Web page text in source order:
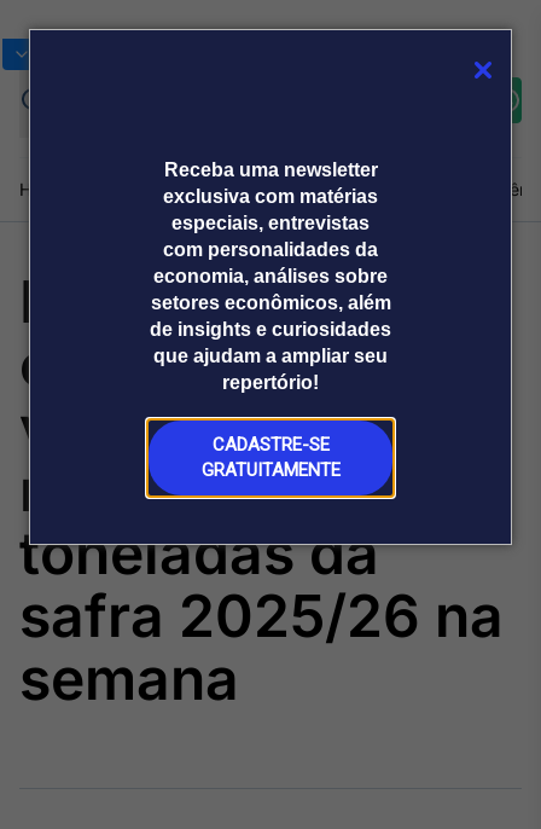
Receba uma newsletter
exclusiva com matérias
especiais, entrevistas
com personalidades da
economia, análises sobre
setores econômicos, além
de insights e curiosidades
que ajudam a ampliar seu
repertório!
CADASTRE-SE
GRATUITAMENTE
Home Produtos e soluçõesNotíciasBlogWeekend
Plataformas
Broadcast
Broadcast+
O mercado
financeiro em
tempo real
Broadcast
Agro
Tudo sobre o
agronegócio
Sobre nós Releases Broadcast
Prêmio Broadcast
Analistas
Prêmio Broadcast
Empresas
Agências de
comunicação
Releases
Milho/USDA:
exportadores
vendem 1,02
milhão de
toneladas da
safra 2025/26 na
semana